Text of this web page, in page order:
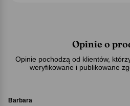
Opinie o
Opinie pochodzą od klientów,
weryfikowane i publikowane
Barbara